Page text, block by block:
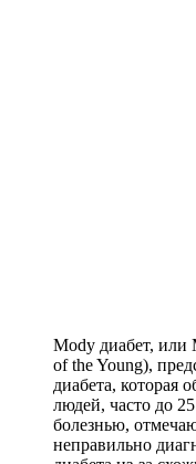
Mody диабет, или
of the Young),
диабета, которая
людей, часто до
болезнью,
неправильно